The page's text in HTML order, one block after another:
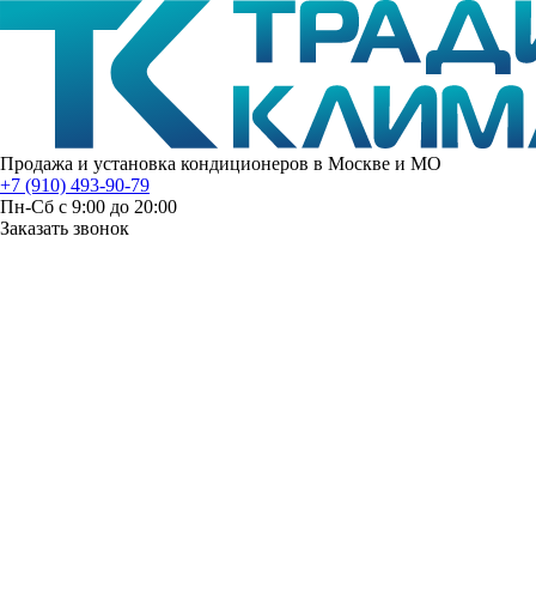
Продажа и установка кондиционеров в Москве и МО
+7 (910) 493-90-79
Пн-Сб с 9:00 до 20:00
Заказать звонок